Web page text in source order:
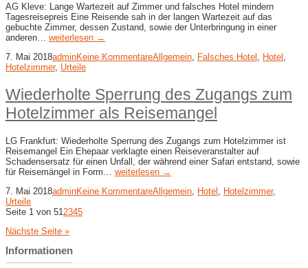
AG Kleve: Lange Wartezeit auf Zimmer und falsches Hotel mindern
Tagesreisepreis Eine Reisende sah in der langen Wartezeit auf das
gebuchte Zimmer, dessen Zustand, sowie der Unterbringung in einer
anderen… weiterlesen →
7. Mai 2018adminKeine KommentareAllgemein Falsches Hotel Hotel
Hotelzimmer, Urteile
Wiederholte Sperrung des Zugangs zum
Hotelzimmer als Reisemangel
LG Frankfurt: Wiederholte Sperrung des Zugangs zum Hotelzimmer ist
Reisemangel Ein Ehepaar verklagte einen Reiseveranstalter auf
Schadensersatz für einen Unfall, der während einer Safari entstand, sowie
für Reisemängel in Form… weiterlesen →
7. Mai 2018adminKeine KommentareAllgemein Hotel Hotelzimmer,
Urteile
Seite 1 von 51 2345
Nächste Seite »
Informationen